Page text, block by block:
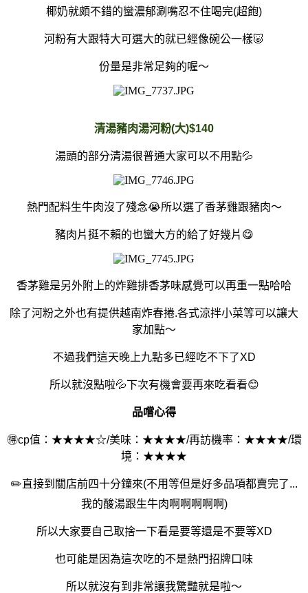
椰奶就頗不錯的蠻濃郁涮嘴忍不住喝完(超飽)
河粉有大跟特大可選大的就已經像碗公一樣🐷
份量是非常足夠的喔～
清湯豬肉湯河粉(大)$140
湯頭的部分清湯很普通大家可以不用點💦
熱門配料生牛肉沒了殘念😭所以選了香茅雞跟豬肉～
豬肉片挺不賴的也蠻大方的給了好幾片😋
香茅雞是另外附上的炸雞排香茅味感覺可以再重一點哈哈
除了河粉之外也有提供越南炸春捲.各式涼拌小菜等可以讓大
家加點～
不過我們這天晚上九點多已經吃不下了XD
所以就沒點啦💦下次有機會要再來吃看看😊
品嚐心得
🉐cp值：★★★★☆/美味：★★★★/再訪機率：★★★★/環
境：★★★★
✏️直接到關店前四十分鐘來(不用等但是好多品項都賣完了...
我的酸湯跟生牛肉啊啊啊啊啊)
所以大家要自己取捨一下看是要等還是不要等XD
也可能是因為這次吃的不是熱門招牌口味
所以就沒有到非常讓我驚豔就是啦～